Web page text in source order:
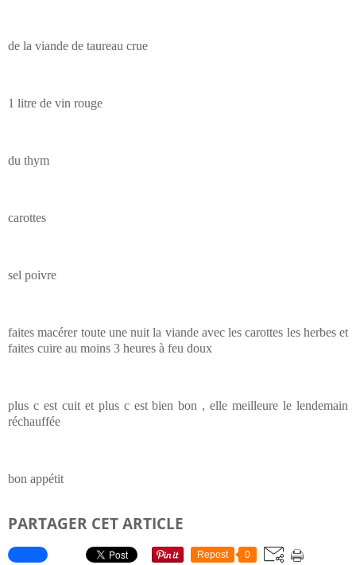
de la viande de taureau crue
1 litre de vin rouge
du thym
carottes
sel poivre
faites macérer toute une nuit la viande avec les carottes les herbes et
faites cuire au moins 3 heures à feu doux
plus c est cuit et plus c est bien bon , elle meilleure le lendemain
réchauffée
bon appétit
PARTAGER CET ARTICLE
Repost 0